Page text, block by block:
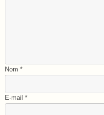
Nom *
E-mail *